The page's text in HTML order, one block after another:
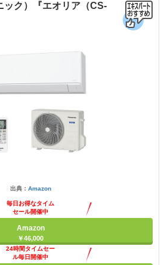
ク）『エオリア（CS-
出典： Amazon
毎日お得なタイム
セール開催中
Amazon
￥46,000
24時間タイムセー
ル毎日開催中